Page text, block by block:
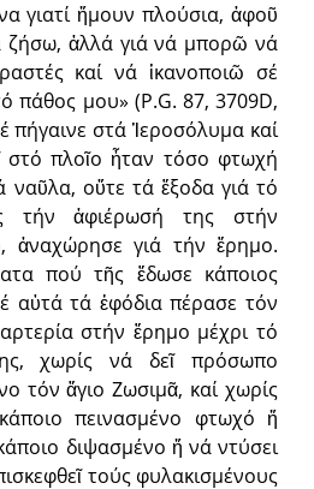
γιατί ἤμουν πλούσια, ἀφοῦ
ζήσω, ἀλλά γιά νά μπορῶ νά
καί νά ἱκανοποιῶ σέ
πάθος μου» (P.G. 87, 3709D,
πήγαινε στά Ἱεροσόλυμα καί
στό πλοῖο ἦταν τόσο φτωχή
ναῦλα, οὔτε τά ἔξοδα γιά τό
τήν ἀφιέρωσή της στήν
ἀναχώρησε γιά τήν ἔρημο.
πού τῆς ἔδωσε κάποιος
αὐτά τά ἐφόδια πέρασε τόν
στήν ἔρημο μέχρι τό
χωρίς νά δεῖ πρόσωπο
τόν ἅγιο Ζωσιμᾶ, καί χωρίς
πεινασμένο φτωχό ἤ
διψασμένο ἤ νά ντύσει
τούς φυλακισμένους